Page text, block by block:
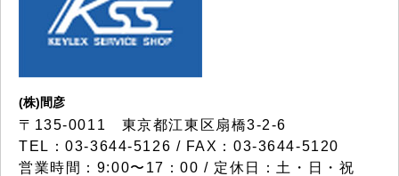
(株)間彦
〒135-0011 東京都江東区扇橋3-2-6
TEL：03-3644-5126 / FAX：03-3644-5120
営業時間：9:00〜17：00 / 定休日：土・日・祝